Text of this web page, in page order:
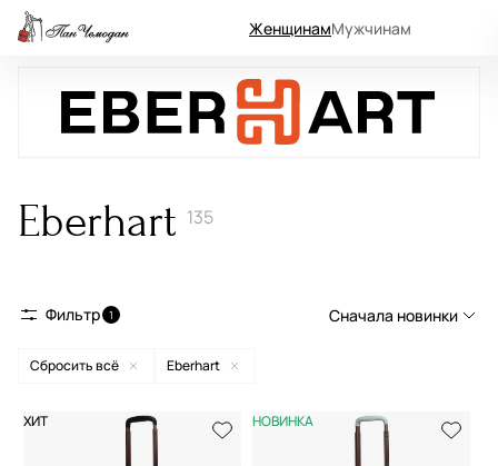
ЖенщинамМужчинам
Eberhart 135
Фильтр 1 Сначала новинки
Сначала популярные
По возрастанию цены
Сбросить всё Eberhart
ХИТ НОВИНКА